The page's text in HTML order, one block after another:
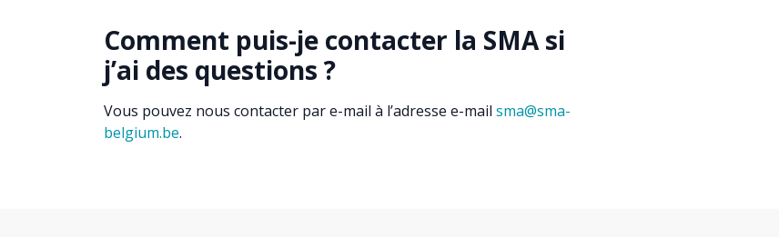
Comment puis-je contacter la SMA si
j’ai des questions ?
Vous pouvez nous contacter par e-mail à l’adresse e-mail sma@sma-
belgium.be.